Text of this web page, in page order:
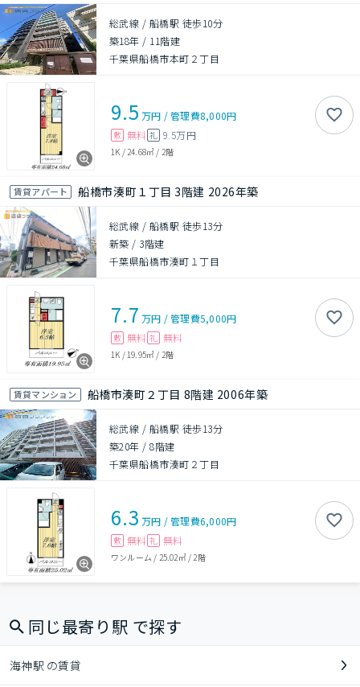
総武線 / 船橋駅 徒歩10分
築18年 / 11階建
千葉県船橋市本町２丁目
9.5 万円 /管理費8,000円
敷 無料 礼 9.5万円
1K / 24.68㎡ / 2階
賃貸アパート 船橋市湊町１丁目 3階建 2026年築
総武線 / 船橋駅 徒歩13分
新築 / 3階建
千葉県船橋市湊町１丁目
7.7 万円 /管理費5,000円
敷 無料 礼 無料
1K / 19.95㎡ / 2階
賃貸マンション 船橋市湊町２丁目 8階建 2006年築
総武線 / 船橋駅 徒歩13分
築20年 /8階建
千葉県船橋市湊町２丁目
6.3 万円 /管理費6,000円
敷 無料 礼 無料
ワンルーム / 25.02㎡/ 2階
同じ最寄り駅 で探す
海神駅 の賃貸